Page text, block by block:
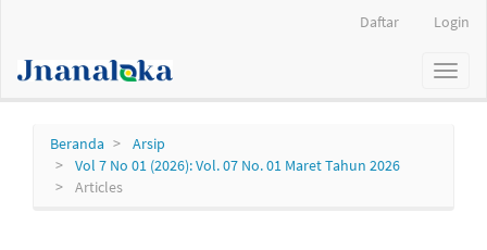
Utama
Daftar Login
Toggle
Beranda
Arsip
Vol 7 No 01 (2026): Vol. 07 No. 01 Maret Tahun 2026
Articles